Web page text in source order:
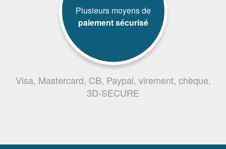
Plusieurs moyens de
paiement sécurisé
Visa, Mastercard, CB, Paypal, virement, chèque,
3D-SECURE